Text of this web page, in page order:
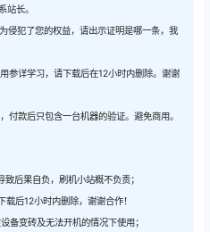
站长。
侵犯了您的权益，请出示证明是哪一条，我
参详学习，请下载后在12小时内删除。谢谢
款后只包含一台机器的验证。避免商用。
后果自负，刷机小站概不负责；
后12小时内删除，谢谢合作！
备变砖及无法开机的情况下使用；